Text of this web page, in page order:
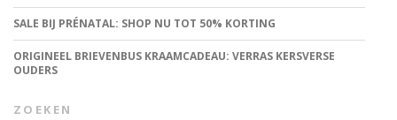
SALE BIJ PRÉNATAL: SHOP NU TOT 50% KORTING
ORIGINEEL BRIEVENBUS KRAAMCADEAU: VERRAS KERSVERSE
OUDERS
ZOEKEN